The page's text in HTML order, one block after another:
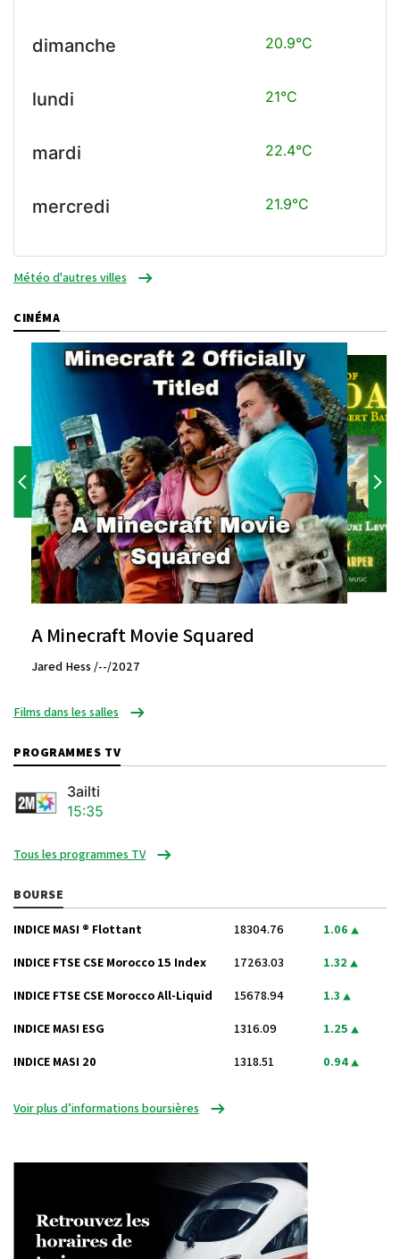
dimanche 20.9°C
lundi 21°C
mardi 22.4°C
mercredi 21.9°C
Météo d'autres villes
CINÉMA
A Minecraft Movie Squared
Jared Hess /--/2027
Films dans les salles
PROGRAMMES TV
3ailti
15:35
Tous les programmes TV
BOURSE
INDICE MASI ® Flottant 18304.76 1.06
INDICE FTSE CSE Morocco 15 Index 17263.03 1.32
INDICE FTSE CSE Morocco All-Liquid 15678.94 1.3
INDICE MASI ESG 1316.09 1.25
INDICE MASI 20 1318.51 0.94
Voir plus d’informations boursières